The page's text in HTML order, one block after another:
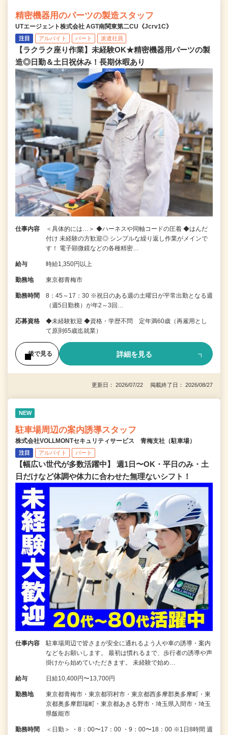
精密機器用のパーツの製造スタッフ
UTエージェント株式会社 AGT南関東第二CU《Jcrv1C》
注目 アルバイト パート 派遣社員
【ラクラク座り作業】未経験OK★精密機器用パーツの製
造◎日勤＆土日祝休み！長期休暇あり
仕事内容
＜具体的には…＞ ◆ハーネスや同軸コードの圧着 ◆はんだ
付け 未経験の方歓迎◎ シンプルな繰り返し作業がメインで
す！ 電子顕微鏡などの各種精密…
給与 時給1,350円以上
勤務地 東京都青梅市
勤務時間
8：45～17：30 ※祝日のある週の土曜日が平常出勤となる週
（週5日勤務）が年2～3回…
応募資格
◆未経験歓迎 ◆資格・学歴不問 定年満60歳（再雇用とし
て原則65歳迄就業）
後で見る 詳細を見る
更新日： 2026/07/22 掲載終了日： 2026/08/27
NEW
駐車場周辺の案内誘導スタッフ
株式会社VOLLMONTセキュリティサービス 青梅支社（駐車場）
注目 アルバイト パート
【幅広い世代が多数活躍中】 週1日〜OK・平日のみ・土
日だけなど体調や体力に合わせた無理ないシフト！
仕事内容
駐車場周辺で皆さまが安全に通れるよう人や車の誘導・案内
などをお願いします。 最初は慣れるまで、歩行者の誘導や声
掛けから始めていただきます。 未経験で始め…
給与 日給10,400円〜13,700円
勤務地
東京都青梅市・東京都羽村市・東京都西多摩郡奥多摩町・東
京都奥多摩郡瑞町・東京都あきる野市・埼玉県入間市・埼玉
県飯能市
勤務時間
＜日勤＞ ・8：00〜17：00 ・9：00〜18：00 ※1日8時間 週